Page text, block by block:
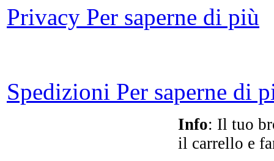
Privacy Per saperne di più
Spedizioni Per saperne di
Info: Il tuo
il carrello e